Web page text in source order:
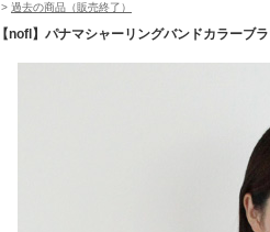
> 過去の商品（販売終了）
【nofl】パナマシャーリングバンドカラー